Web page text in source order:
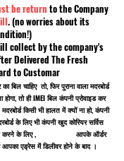
be returnto the Company
. (no worries about its
collect by the company's
Delivered The Fresh
to Customar
बिल चाहिए तो, फिर पुराना वाला मदरबोर्ड
तो ही IMEI बिल कंपनी प्रोवाइड कर
किसी भी हालत में क्यों ना हो, कंपनी
के लिए भी कंपनी खुद कोरियर सर्विस
करने के लिए , आपके ऑर्डर
आपका एड्रेस में डिलीवर होने के बाद ।